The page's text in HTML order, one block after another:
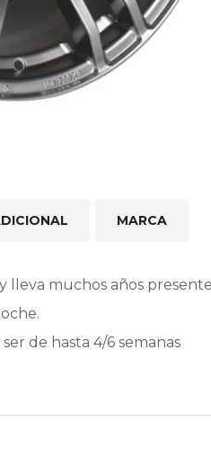
MARCA
lleva muchos años
de hasta 4/6 semanas